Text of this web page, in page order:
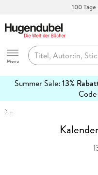
100
Hugendubel
Menu
Summer Sale: 13%
Code
erfahren
…